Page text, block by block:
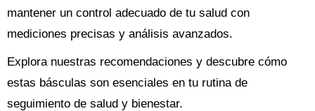
mantener un control adecuado de tu salud con
mediciones precisas y análisis avanzados.
Explora nuestras recomendaciones y descubre cómo
estas básculas son esenciales en tu rutina de
seguimiento de salud y bienestar.